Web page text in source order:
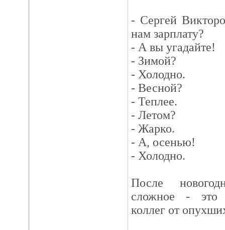
- Сергей
нам зарплату?
- А вы угадайте!
- Зимой?
- Холодно.
- Весной?
- Теплее.
- Летом?
- Жарко.
- А, осенью!
- Холодно.
После
сложное - это
коллег от